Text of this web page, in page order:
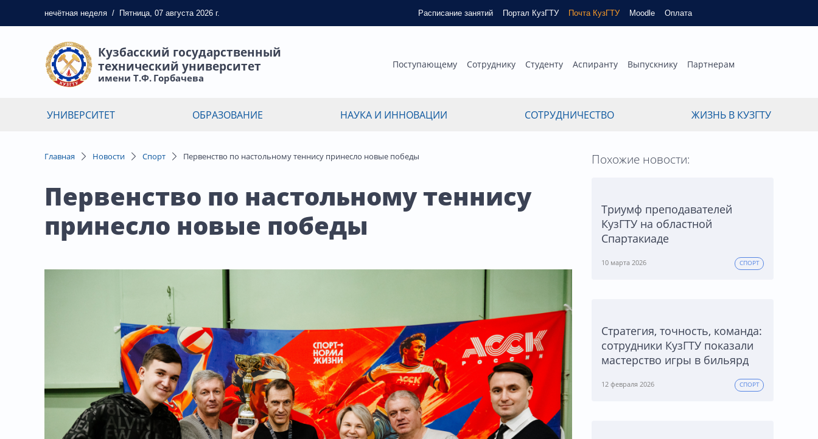
нечётная неделя / Пятница, 07 августа 2026 г. Расписание занятий Портал КузГТУ Почта КузГТУ Moodle Оплата
Кузбасский государственный
технический университет
имени Т.Ф. Горбачева
Поступающему Сотруднику Студенту Аспиранту Выпускнику Партнерам
УНИВЕРСИТЕТ ОБРАЗОВАНИЕ НАУКА И ИННОВАЦИИ СОТРУДНИЧЕСТВО ЖИЗНЬ В КУЗГТУ
Главная Новости Спорт Первенство по настольному теннису принесло новые победы
Первенство по настольному теннису
принесло новые победы
Похожие новости:
Триумф преподавателей
КузГТУ на областной
Спартакиаде
10 марта 2026 СПОРТ
Стратегия, точность, команда:
сотрудники КузГТУ показали
мастерство игры в бильярд
12 февраля 2026 СПОРТ